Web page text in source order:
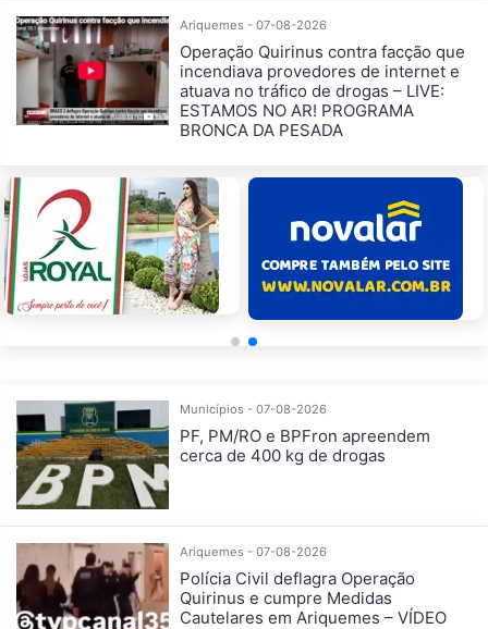
Ariquemes - 07-08-2026
Operação Quirinus contra facção que
incendiava provedores de internet e
atuava no tráfico de drogas – LIVE:
ESTAMOS NO AR! PROGRAMA
BRONCA DA PESADA
Municípios - 07-08-2026
PF, PM/RO e BPFron apreendem
cerca de 400 kg de drogas
Ariquemes - 07-08-2026
Polícia Civil deflagra Operação
Quirinus e cumpre Medidas
Cautelares em Ariquemes – VÍDEO